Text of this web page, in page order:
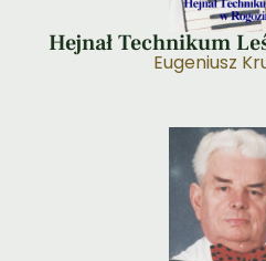
Hejnał Technikum
Eugeniusz